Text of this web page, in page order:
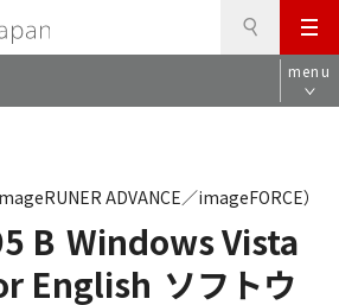
メ
ニ
ュ
menu
B Windows Vista
English ソフトウ
ADVANCE／imageFORCE）